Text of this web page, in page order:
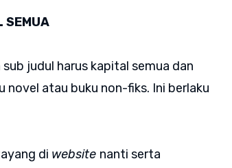
SEMUA
judul harus kapital semua dan
atau buku non-fiks. Ini berlaku
di website nanti serta